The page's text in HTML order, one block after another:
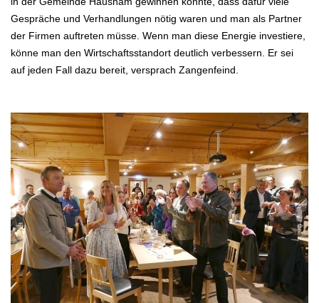
Gespräche und Verhandlungen nötig waren und man als Partner
der Firmen auftreten müsse. Wenn man diese Energie investiere,
könne man den Wirtschaftsstandort deutlich verbessern. Er sei
auf jeden Fall dazu bereit, versprach Zangenfeind.